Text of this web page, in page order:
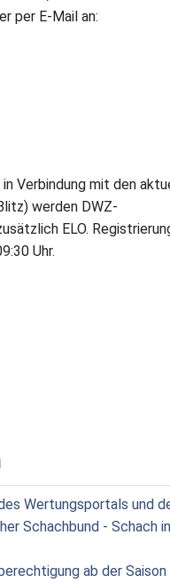
per E-Mail an:
Verbindung mit den
werden DWZ-
ELO.
Uhr.
Wertungsportals und
Schachbund - Schach in
ab der Saison